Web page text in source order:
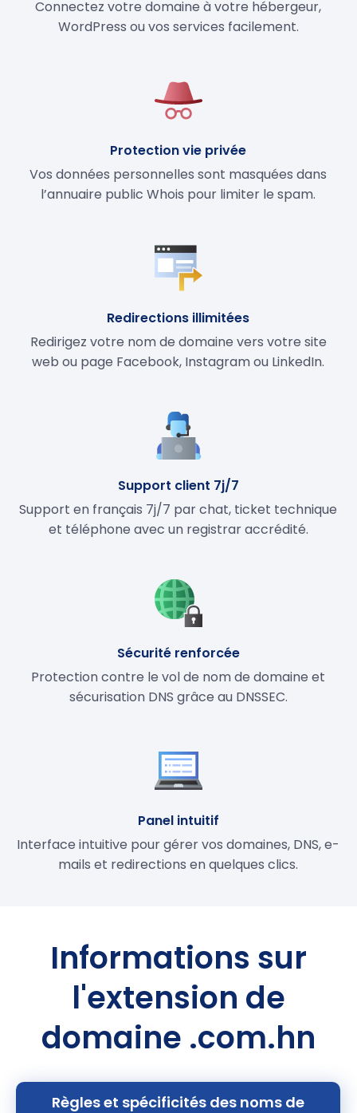
Connectez votre domaine à votre hébergeur,
WordPress ou vos services facilement.
Protection vie privée
Vos données personnelles sont masquées dans
l’annuaire public Whois pour limiter le spam.
Redirections illimitées
Redirigez votre nom de domaine vers votre site
web ou page Facebook, Instagram ou LinkedIn.
Support client 7j/7
Support en français 7j/7 par chat, ticket technique
et téléphone avec un registrar accrédité.
Sécurité renforcée
Protection contre le vol de nom de domaine et
sécurisation DNS grâce au DNSSEC.
Panel intuitif
Interface intuitive pour gérer vos domaines, DNS, e-
mails et redirections en quelques clics.
Informations sur
l'extension de
domaine .com.hn
Règles et spécificités des noms de